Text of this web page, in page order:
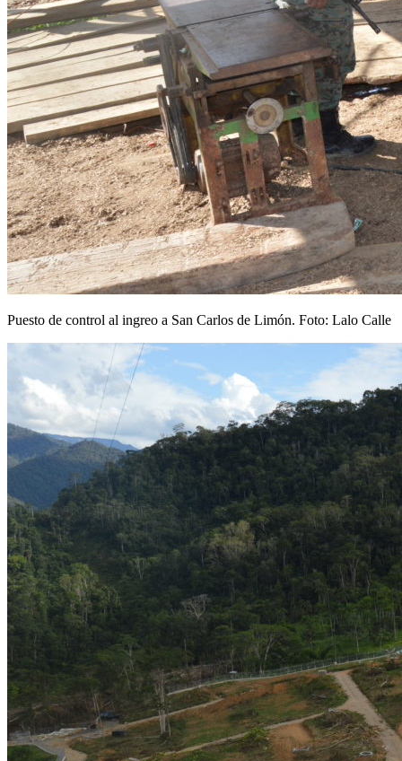
Puesto de control al ingreo a San Carlos de Limón. Foto: Lalo Calle